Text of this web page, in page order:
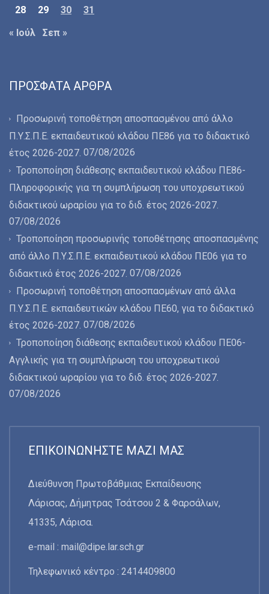
28 29 30
31
« Ιούλ
Σεπ »
ΠΡΌΣΦΑΤΑ ΆΡΘΡΑ
Προσωρινή τοποθέτηση αποσπασμένου από άλλο
Π.Υ.Σ.Π.Ε. εκπαιδευτικού κλάδου ΠΕ86 για το διδακτικό
έτος 2026-2027. 07/08/2026
Τροποποίηση διάθεσης εκπαιδευτικού κλάδου ΠΕ86-
Πληροφορικής για τη συμπλήρωση του υποχρεωτικού
διδακτικού ωραρίου για το διδ. έτος 2026-2027.
07/08/2026
Τροποποίηση προσωρινής τοποθέτησης αποσπασμένης
από άλλο Π.Υ.Σ.Π.Ε. εκπαιδευτικού κλάδου ΠΕ06 για το
διδακτικό έτος 2026-2027. 07/08/2026
Προσωρινή τοποθέτηση αποσπασμένων από άλλα
Π.Υ.Σ.Π.Ε. εκπαιδευτικών κλάδου ΠΕ60, για το διδακτικό
έτος 2026-2027. 07/08/2026
Τροποποίηση διάθεσης εκπαιδευτικού κλάδου ΠΕ06-
Αγγλικής για τη συμπλήρωση του υποχρεωτικού
διδακτικού ωραρίου για το διδ. έτος 2026-2027.
07/08/2026
ΕΠΙΚΟΙΝΩΝΉΣΤΕ ΜΑΖΊ ΜΑΣ
Διεύθυνση Πρωτοβάθμιας Εκπαίδευσης
Λάρισας, Δήμητρας Τσάτσου 2 & Φαρσάλων,
41335, Λάρισα.
e-mail : mail@dipe.lar.sch.gr
Τηλεφωνικό κέντρο : 2414409800